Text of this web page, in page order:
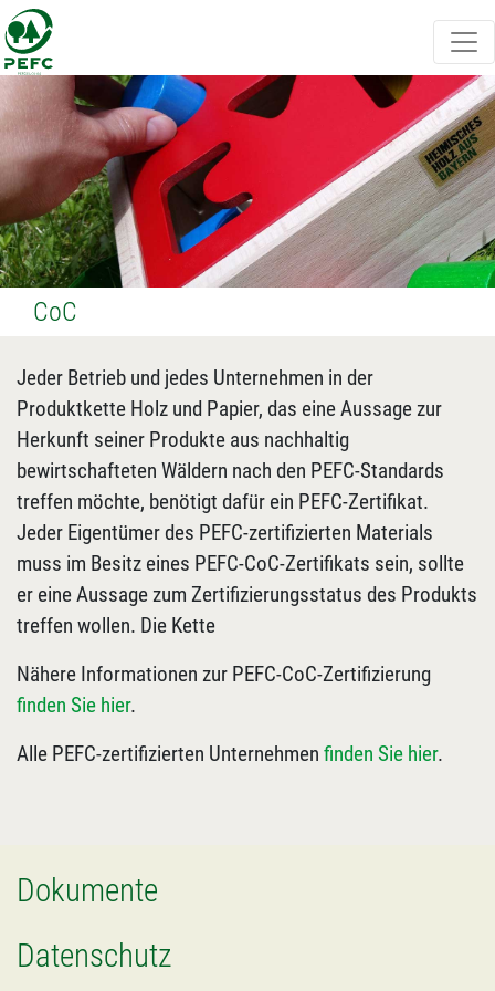
CoC
Jeder Betrieb und jedes Unternehmen in der
Produktkette Holz und Papier, das eine Aussage zur
Herkunft seiner Produkte aus nachhaltig
bewirtschafteten Wäldern nach den PEFC-Standards
treffen möchte, benötigt dafür ein PEFC-Zertifikat.
Jeder Eigentümer des PEFC-zertifizierten Materials
muss im Besitz eines PEFC-CoC-Zertifikats sein, sollte
er eine Aussage zum Zertifizierungsstatus des Produkts
treffen wollen. Die Kette
Nähere Informationen zur PEFC-CoC-Zertifizierung
finden Sie hier.
Alle PEFC-zertifizierten Unternehmen finden Sie hier.
Dokumente
Datenschutz